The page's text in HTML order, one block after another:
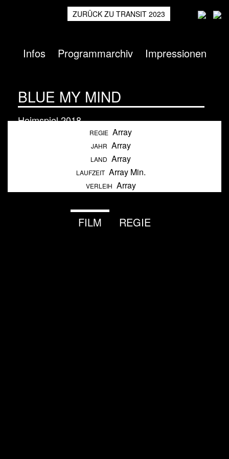
ZURÜCK ZU TRANSIT 2023
Infos Programmarchiv Impressionen
BLUE MY MIND
Heimspiel2018
REGIE Array
JAHR Array
LAND Array
LAUFZEIT Array Min.
VERLEIH Array
FILM REGIE